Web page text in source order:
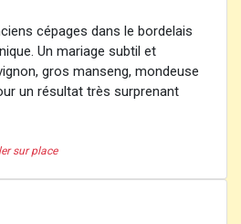
cépages dans le bordelais
Un mariage subtil et
gros manseng, mondeuse
un résultat très surprenant
sur place